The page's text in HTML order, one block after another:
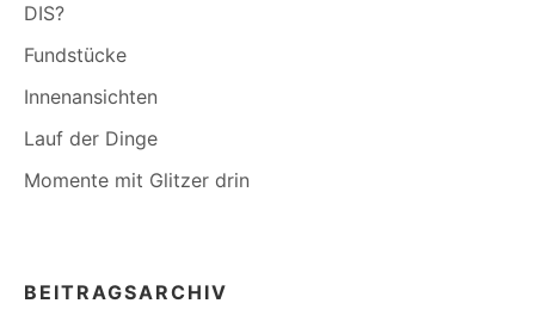
DIS?
Fundstücke
Innenansichten
Lauf der Dinge
Momente mit Glitzer drin
BEITRAGSARCHIV